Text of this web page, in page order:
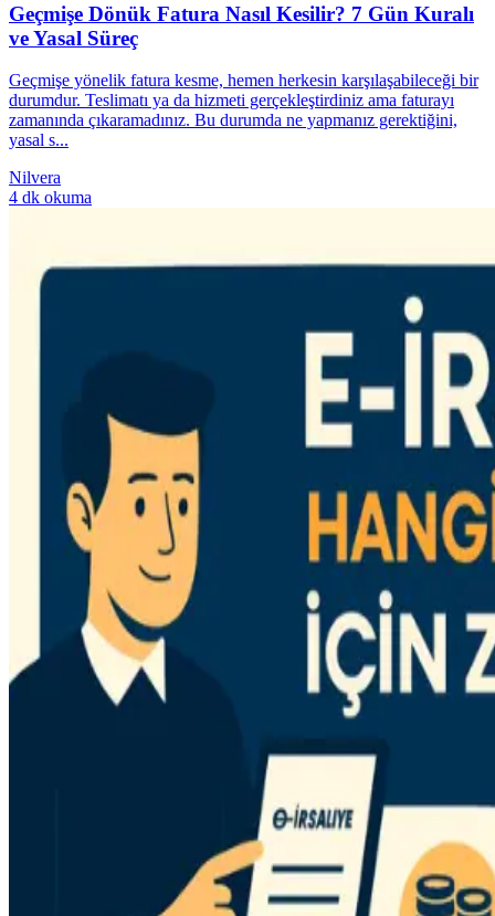
Geçmişe Dönük Fatura Nasıl Kesilir? 7 Gün Kuralı
ve Yasal Süreç
Geçmişe yönelik fatura kesme, hemen herkesin karşılaşabileceği bir
durumdur. Teslimatı ya da hizmeti gerçekleştirdiniz ama faturayı
zamanında çıkaramadınız. Bu durumda ne yapmanız gerektiğini,
yasal s...
Nilvera
4 dk okuma